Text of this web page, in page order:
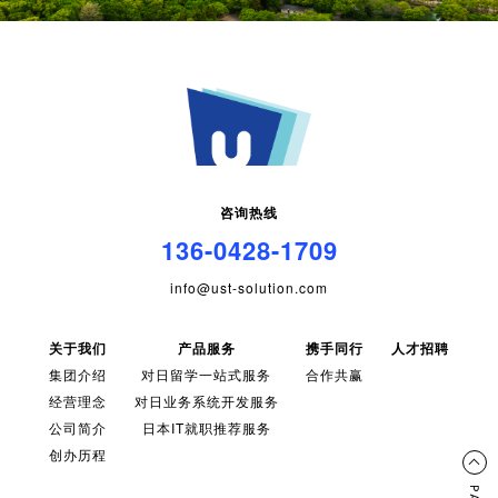
咨询热线
136-0428-1709
info@ust-solution.com
关于我们
集团介绍
经营理念
公司简介
创办历程
产品服务
对日留学一站式服务
对日业务系统开发服务
日本IT就职推荐服务
携手同行
合作共赢
人才招聘